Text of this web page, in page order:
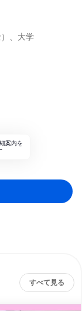
、大学
案内を
すべて見る